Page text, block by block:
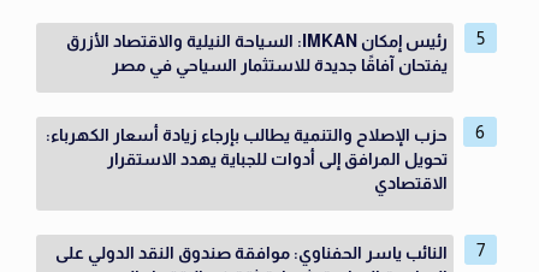
رئيس إمكان IMKAN: السياحة النيلية والاقتصاد الأزرق
يفتحان آفاقًا جديدة للاستثمار السياحي في مصر
حزب الإصلاح والتنمية يطالب بإرجاء زيادة أسعار الكهرباء:
تحويل المرافق إلى أدوات للجباية يهدد الاستقرار
الاقتصادي
النائب ياسر الحفناوي: موافقة صندوق النقد الدولي على